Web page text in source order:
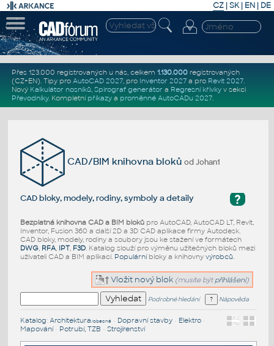
CZ | SK| EN | DE
Přes 123.000 registrovaných u nás, celkem 1.130.000registrovaných
(CZ+EN). Tipy pro AutoCAD 2027, pro Inventor 2027a pro Revit 2027.
Nový Kalkulátor nosníků, Spirograf generátor a Regresní křivkyv sekci
Převodníky. Kompletní příkazya proměnné AutoCADu 2027.
CAD/BIM knihovna blokůod Johan1
?
CAD bloky, modely, rodiny, symboly a detaily
Bezplatná knihovna CAD a BIM blokůpro AutoCAD, AutoCAD LT, Revit,
Inventor, Fusion 360 a další 2D a 3D CAD aplikace firmy Autodesk.
CAD bloky, modely, rodiny a soubory jsou ke stažení ve formátech
DWG, RFA, IPT, F3D. Katalog slouží pro výměnu užitečných bloků mezi
uživateli CAD a BIM aplikací. Populárníbloky a knihovny výrobců.
Vložit nový blok (musíte být přihlášeni)
Podrobné hledání Nápověda
Katalog: Architektura/obecné• Dopravní stavby• Elektro•
Mapování• Potrubí, TZB • Strojírenství